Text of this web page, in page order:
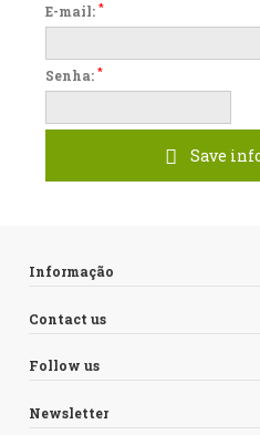
E-mail:*
Senha:*
Save
Informação
Contact us
Follow us
Newsletter